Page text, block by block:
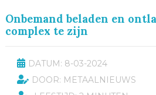
Onbemand beladen en
complex te zijn
DATUM: 8-03-2024
DOOR: METAALNIEUWS